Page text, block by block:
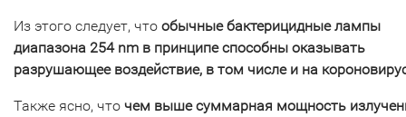
Из этого следует, что обычные бактерицидные лампы
диапазона 254 nm в принципе способны оказывать
разрушающее воздействие, в том числе и на
Также ясно, что чем выше суммарная мощность